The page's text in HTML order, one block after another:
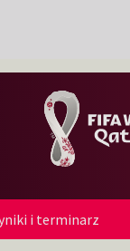
i terminarz